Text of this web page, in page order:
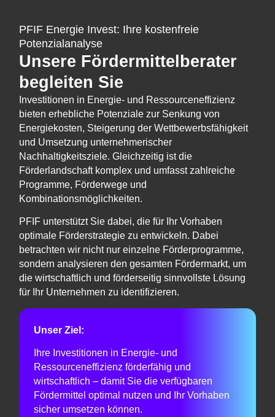
PFIF Energie Invest: Ihre kostenfreie
Potenzialanalyse
Unsere Fördermittelberater
begleiten Sie
Investitionen in Energie- und Ressourceneffizienz
bieten erhebliche Potenziale zur Senkung von
Energiekosten, Steigerung der Wettbewerbsfähigkeit
und Umsetzung unternehmerischer
Nachhaltigkeitsziele. Gleichzeitig ist die
Förderlandschaft komplex und umfasst zahlreiche
Programme, Förderwege und
Kombinationsmöglichkeiten.
PFIF unterstützt Sie dabei, die für Ihr Vorhaben
optimale Förderstrategie zu entwickeln. Dabei
betrachten wir nicht nur einzelne Förderprogramme,
sondern analysieren den gesamten Fördermarkt, um
die wirtschaftlich und förderseitig sinnvollste Lösung
für Ihr Unternehmen zu identifizieren.
Unser Ziel:
Ihre Investitionen in Energie- und
Ressourceneffizienz förderfähig und
wirtschaftlich – damit Sie die verfügbaren
Fördermittel optimal nutzen und Ihr Vorhaben
sicher umsetzen können.